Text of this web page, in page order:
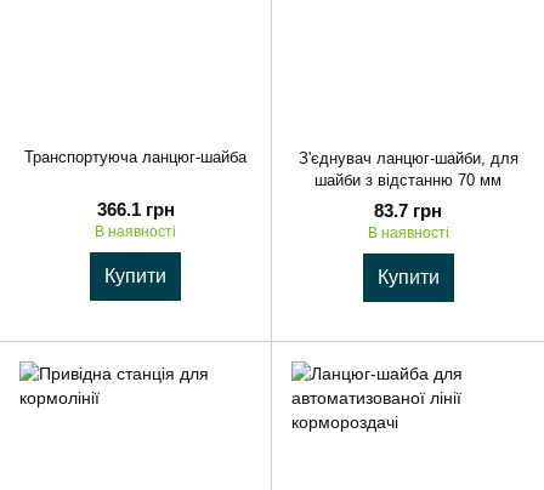
Транспортуюча ланцюг-шайба
366.1 грн
В наявності
Купити
З'єднувач ланцюг-шайби, для
шайби з відстанню 70 мм
83.7 грн
В наявності
Купити